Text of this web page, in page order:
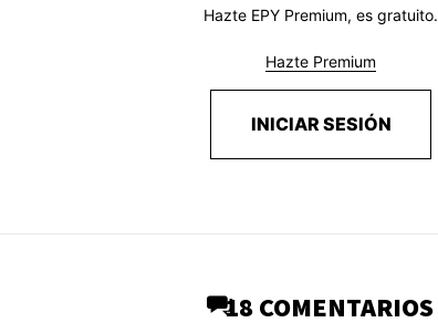
Hazte EPY Premium, es gratuito.
Hazte Premium
INICIAR SESIÓN
18 COMENTARIOS